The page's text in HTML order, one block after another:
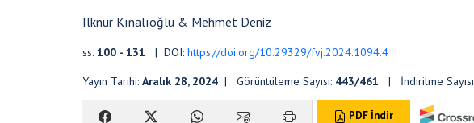
Ilknur Kınalıoğlu & Mehmet Deniz
ss. 100 - 131 | DOI: https://doi.org/10.29329/fvj.2024.1094.4
Yayın Tarihi: Aralık 28, 2024 | Görüntüleme Sayısı: 443/461 | İndirilme
PDF İndir